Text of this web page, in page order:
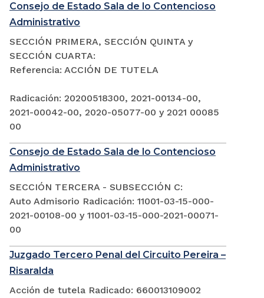
Consejo de Estado Sala de lo Contencioso
Administrativo
SECCIÓN PRIMERA, SECCIÓN QUINTA y
SECCIÓN CUARTA:
Referencia: ACCIÓN DE TUTELA
Radicación: 20200518300, 2021-00134-00,
2021-00042-00, 2020-05077-00 y 2021 00085
00
Consejo de Estado Sala de lo Contencioso
Administrativo
SECCIÓN TERCERA - SUBSECCIÓN C:
Auto Admisorio Radicación: 11001-03-15-000-
2021-00108-00 y 11001-03-15-000-2021-00071-
00
Juzgado Tercero Penal del Circuito Pereira –
Risaralda
Acción de tutela Radicado: 660013109002